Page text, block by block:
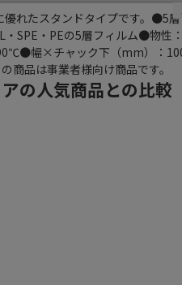
れたスタンドタイプです。●5
・SPE・PEの5層フィルム●物
幅×チャック下（mm）：
商品は事業者様向け商品です。
の人気商品との比較